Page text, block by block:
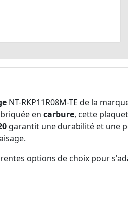
NT-RKP11R08M-TE de la
en carbure, cette
garantit une durabilité et une
options de choix pour